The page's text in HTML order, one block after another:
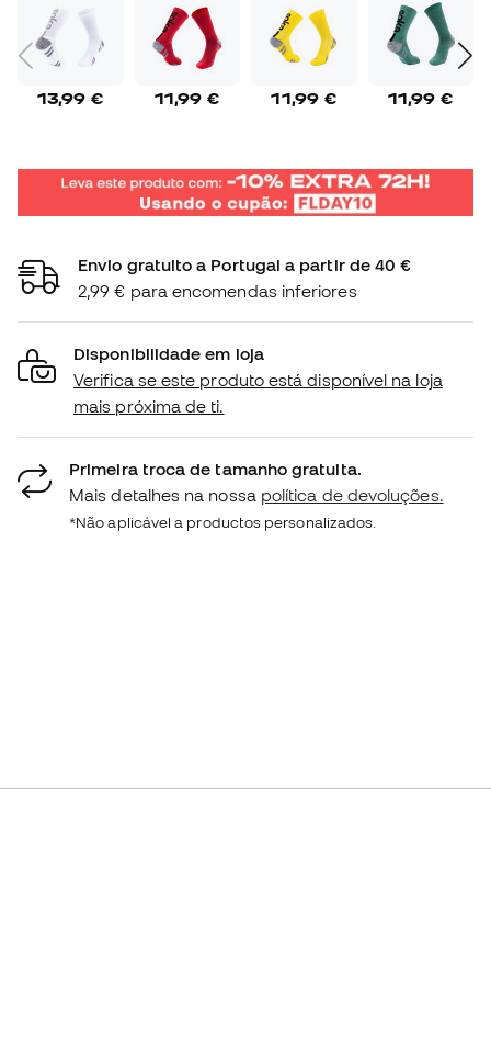
13,99 € 11,99 € 11,99 € 11,99 €
Envio gratuito a Portugal a partir de 40 €
2,99 € para encomendas inferiores
Disponibilidade em loja
Verifica se este produto está disponível na loja
mais próxima de ti.
Primeira troca de tamanho gratuita.
Mais detalhes na nossa política de devoluções.
*Não aplicável a productos personalizados.